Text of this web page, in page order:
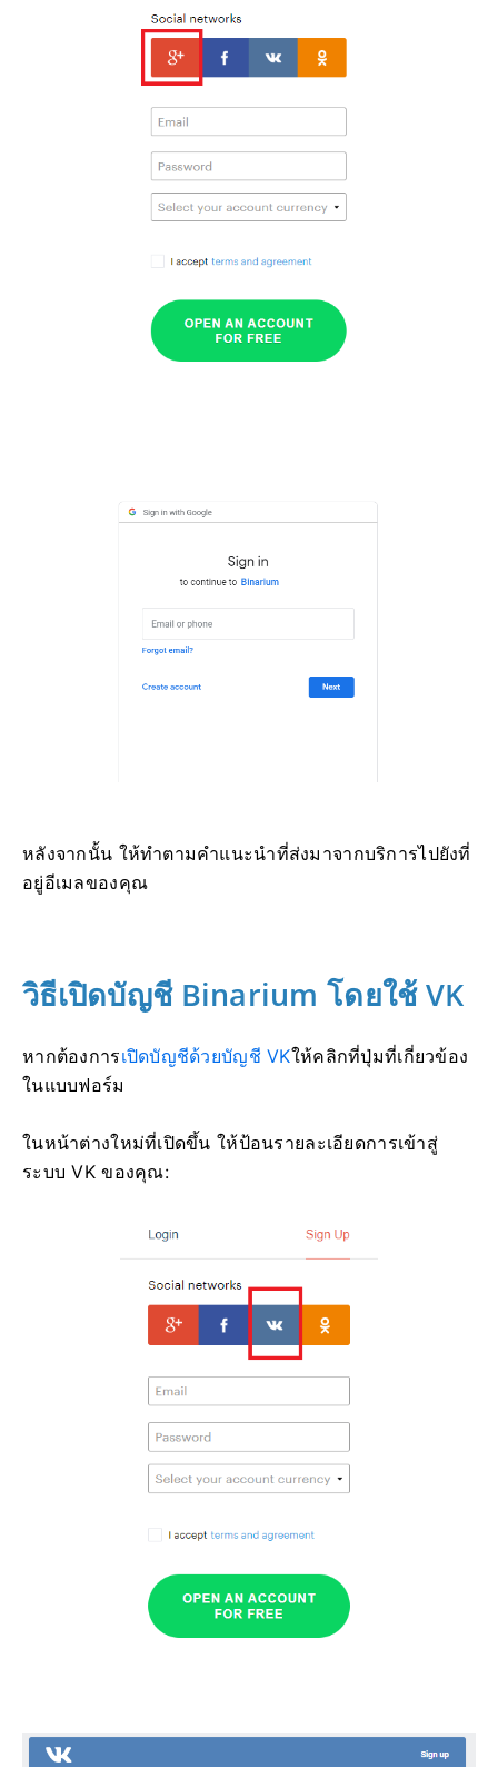
หลังจากนั้น ให้ทำตามคำแนะนำที่ส่งมาจากบริการไปยังที่
อยู่อีเมลของคุณ
วิธีเปิดบัญชี Binarium โดยใช้ VK
หากต้องการเปิดบัญชีด้วยบัญชี VKให้คลิกที่ปุ่มที่เกี่ยวข้อง
ในแบบฟอร์ม
ในหน้าต่างใหม่ที่เปิดขึ้น ให้ป้อนรายละเอียดการเข้าสู่
ระบบ VK ของคุณ: